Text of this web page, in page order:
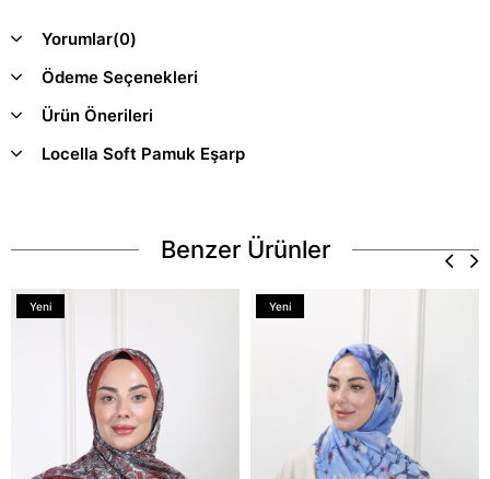
Yorumlar(0)
Ödeme Seçenekleri
Ürün Önerileri
Locella Soft Pamuk Eşarp
Benzer Ürünler
Yeni
Yeni